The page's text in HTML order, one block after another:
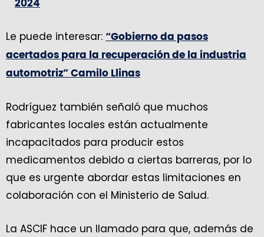
2024
Le puede interesar: “Gobierno da pasos
acertados para la recuperación de la industria
automotriz” Camilo Llinas
Rodríguez también señaló que muchos
fabricantes locales están actualmente
incapacitados para producir estos
medicamentos debido a ciertas barreras, por lo
que es urgente abordar estas limitaciones en
colaboración con el Ministerio de Salud.
La ASCIF hace un llamado para que, además de